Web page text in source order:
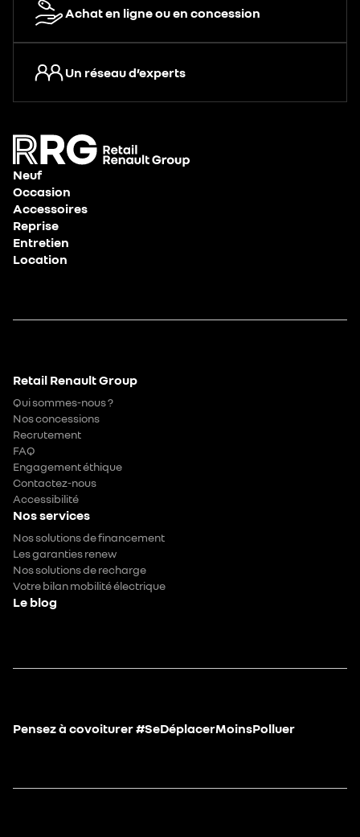
Achat en ligne ou en concession
Un réseau d’experts
Neuf
Occasion
Accessoires
Reprise
Entretien
Location
Retail Renault Group
Qui sommes-nous ?
Nos concessions
Recrutement
FAQ
Engagement éthique
Contactez-nous
Accessibilité
Nos services
Nos solutions de financement
Les garanties renew
Nos solutions de recharge
Votre bilan mobilité électrique
Le blog
Pensez à covoiturer #SeDéplacerMoinsPolluer